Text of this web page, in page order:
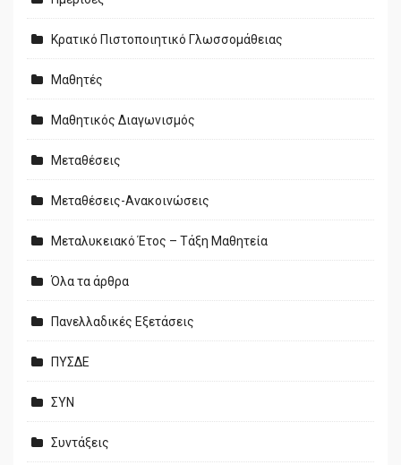
Κρατικό Πιστοποιητικό Γλωσσομάθειας
Μαθητές
Μαθητικός Διαγωνισμός
Μεταθέσεις
Μεταθέσεις-Ανακοινώσεις
Μεταλυκειακό Έτος – Τάξη Μαθητεία
Όλα τα άρθρα
Πανελλαδικές Εξετάσεις
ΠΥΣΔΕ
ΣΥΝ
Συντάξεις